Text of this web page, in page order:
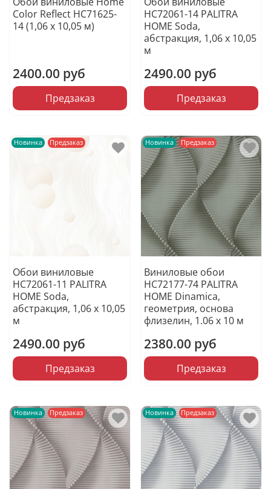
Color Reflect HC71625-
14 (1,06 х 10,05 м)
2400.00 руб
Предзаказ
HC72061-14 PALITRA
HOME Soda,
абстракция, 1,06 х 10,05
м
2490.00 руб
Предзаказ
Новинка Предзаказ
Обои виниловые
HC72061-11 PALITRA
HOME Soda,
абстракция, 1,06 х 10,05
м
2490.00 руб
Предзаказ
Новинка Предзаказ
Виниловые обои
HC72177-74 PALITRA
HOME Dinamica,
геометрия, основа
флизелин, 1.06 х 10 м
2380.00 руб
Предзаказ
Новинка Предзаказ Новинка Предзаказ